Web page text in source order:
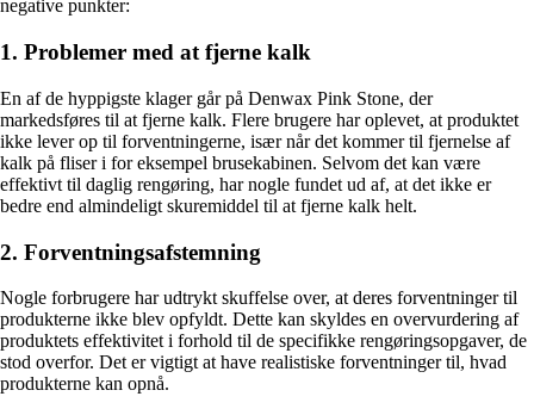
negative punkter:
1. Problemer med at fjerne kalk
En af de hyppigste klager går på Denwax Pink Stone, der
markedsføres til at fjerne kalk. Flere brugere har oplevet, at produktet
ikke lever op til forventningerne, især når det kommer til fjernelse af
kalk på fliser i for eksempel brusekabinen. Selvom det kan være
effektivt til daglig rengøring, har nogle fundet ud af, at det ikke er
bedre end almindeligt skuremiddel til at fjerne kalk helt.
2. Forventningsafstemning
Nogle forbrugere har udtrykt skuffelse over, at deres forventninger til
produkterne ikke blev opfyldt. Dette kan skyldes en overvurdering af
produktets effektivitet i forhold til de specifikke rengøringsopgaver, de
stod overfor. Det er vigtigt at have realistiske forventninger til, hvad
produkterne kan opnå.